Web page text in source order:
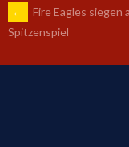
ARTIKEL-
←
Fire Eagles siegen
Spitzenspiel